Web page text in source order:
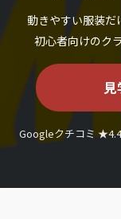
動きやすい服装だ
初心者向けのク
見
Googleクチコミ